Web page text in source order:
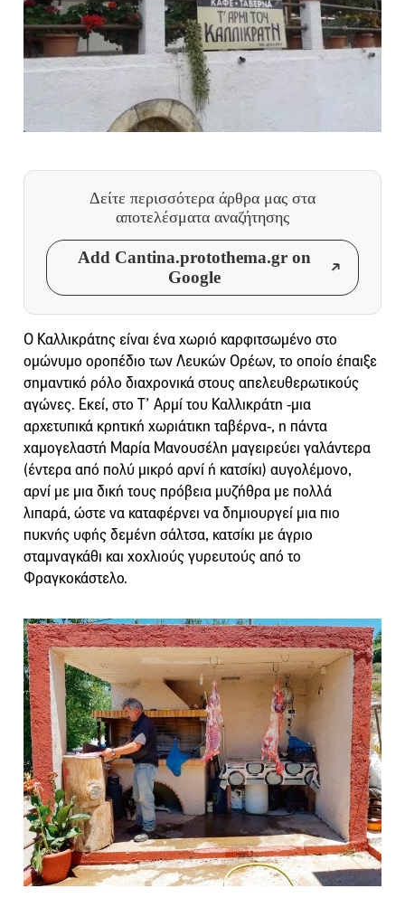
Δείτε περισσότερα άρθρα μας στα
αποτελέσματα αναζήτησης
Add Cantina.protothema.gr on
Google
Ο Καλλικράτης είναι ένα χωριό καρφιτσωμένο στο
ομώνυμο οροπέδιο των Λευκών Ορέων, το οποίο έπαιξε
σημαντικό ρόλο διαχρονικά στους απελευθερωτικούς
αγώνες. Εκεί, στο Τ’ Αρμί του Καλλικράτη -μια
αρχετυπικά κρητική χωριάτικη ταβέρνα-, η πάντα
χαμογελαστή Μαρία Μανουσέλη μαγειρεύει γαλάντερα
(έντερα από πολύ μικρό αρνί ή κατσίκι) αυγολέμονο,
αρνί με μια δική τους πρόβεια μυζήθρα με πολλά
λιπαρά, ώστε να καταφέρνει να δημιουργεί μια πιο
πυκνής υφής δεμένη σάλτσα, κατσίκι με άγριο
σταμναγκάθι και χοχλιούς γυρευτούς από το
Φραγκοκάστελο.